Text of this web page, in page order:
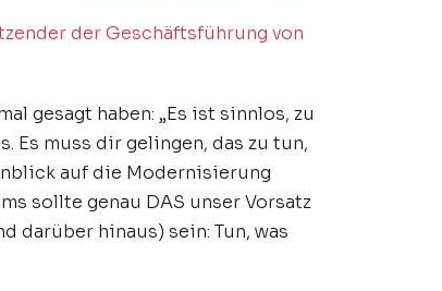
der Geschäftsführung von
gesagt haben: „Es ist sinnlos, zu
Es muss dir gelingen, das zu tun,
auf die Modernisierung
sollte genau DAS unser Vorsatz
darüber hinaus) sein: Tun, was